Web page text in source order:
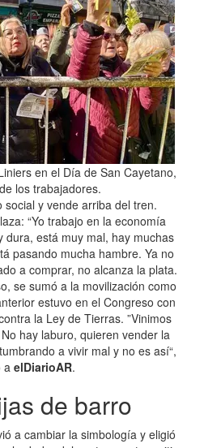
en el Día de San Cayetano,
los trabajadores.
social y vende arriba del tren.
“Yo trabajo en la economía
dura, está muy mal, hay muchas
pasando mucha hambre. Ya no
a comprar, no alcanza la plata.
se sumó a la movilización como
estuvo en el Congreso con
la Ley de Tierras. ”Vinimos
hay laburo, quieren vender la
a vivir mal y no es así“,
aelDiarioAR.
de barro
a cambiar la simbología y eligió